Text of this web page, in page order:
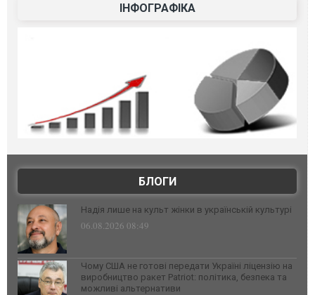
ІНФОГРАФІКА
БЛОГИ
Надія лише на культ жінки в українській культурі
06.08.2026 08:49
Чому США не готові передати Україні ліцензію на
виробництво ракет Patriot: політика, безпека та
можливі альтернативи